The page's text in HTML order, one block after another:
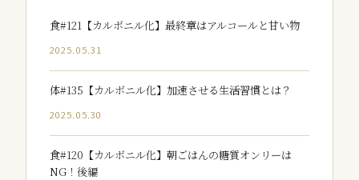
食#121【カルボニル化】最終章はアルコールと甘い物
2025.05.31
体#135【カルボニル化】加速させる生活習慣とは？
2025.05.30
食#120【カルボニル化】朝ごはんの糖質オンリーは
NG！後編